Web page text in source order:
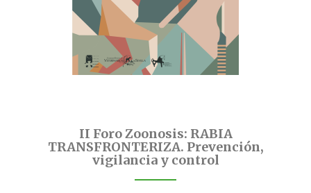
II Foro Zoonosis: RABIA
TRANSFRONTERIZA. Prevención,
vigilancia y control